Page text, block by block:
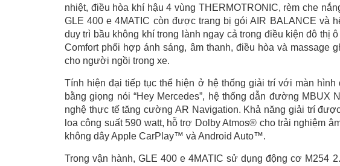
nhiệt, điều hòa khí hậu 4 vùng THERMOTRONIC, rèm che
GLE 400 e 4MATIC còn được trang bị gói AIR BALANCE và
duy trì bầu không khí trong lành ngay cả trong điều kiện đô thị
Comfort phối hợp ánh sáng, âm thanh, điều hòa và massage
cho người ngồi trong xe.
Tính hiện đại tiếp tục thể hiện ở hệ thống giải trí với màn
bằng giọng nói “Hey Mercedes”, hệ thống dẫn đường
nghệ thực tế tăng cường AR Navigation. Khả năng giải trí
loa công suất 590 watt, hỗ trợ Dolby Atmos® cho trải nghiệm
không dây Apple CarPlay™ và Android Auto™.
Trong vận hành, GLE 400 e 4MATIC sử dụng động cơ M254